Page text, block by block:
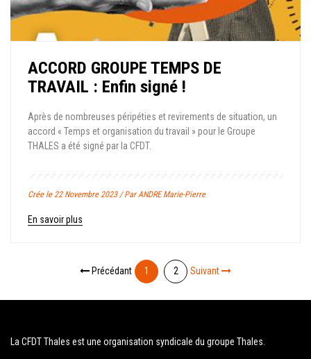
ACCORD GROUPE TEMPS DE
TRAVAIL : Enfin signé !
Après de nombreuses péripéties et revirements de situation, un
accord « Temps et organisation du travail » pour le Groupe
THALES a été signé par la CFDT.
Crée le 22 Novembre 2023 / Par ANDRE Marie-Pierre
En savoir plus
Précédant 1 2 Suivant
La CFDT Thales est une organisation syndicale du groupe Thales.